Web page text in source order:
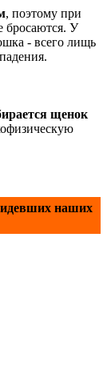
, поэтому при
бросаются. У
- всего лищь
щенок
наших